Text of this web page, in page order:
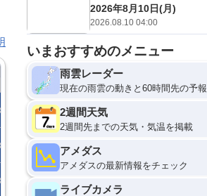
2026年8月10日(月)
2026.08.10 04:00
いまおすすめのメニュー
雨雲レーダー
現在の雨雲の動きと60時間先の予報
2週間天気
2週間先までの天気・気温を掲載
アメダス
アメダスの最新情報をチェック
ライブカメラ